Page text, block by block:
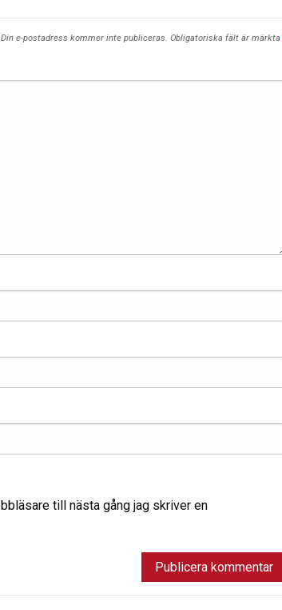
Din e-postadress kommer inte publiceras. Obligatoriska fält är märkta
till nästa gång jag skriver en